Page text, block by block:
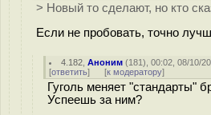
> Новый то сделают, но кто
Если не пробовать, точно
4.182 ,Аноним (181), 00:02, 08/10/
[ответить] [к модератору]
Гуголь меняет "стандарты"
Успеешь за ним?